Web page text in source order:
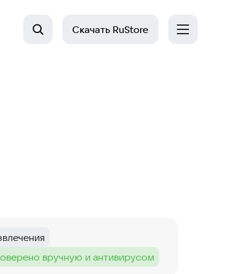
Скачать RuStore
:
вручную и антивирусом